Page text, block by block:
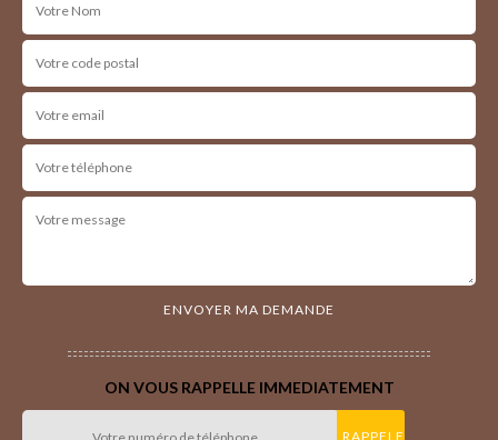
ON VOUS RAPPELLE IMMEDIATEMENT